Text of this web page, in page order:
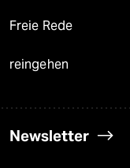
Freie Rede
reingehen
Newsletter